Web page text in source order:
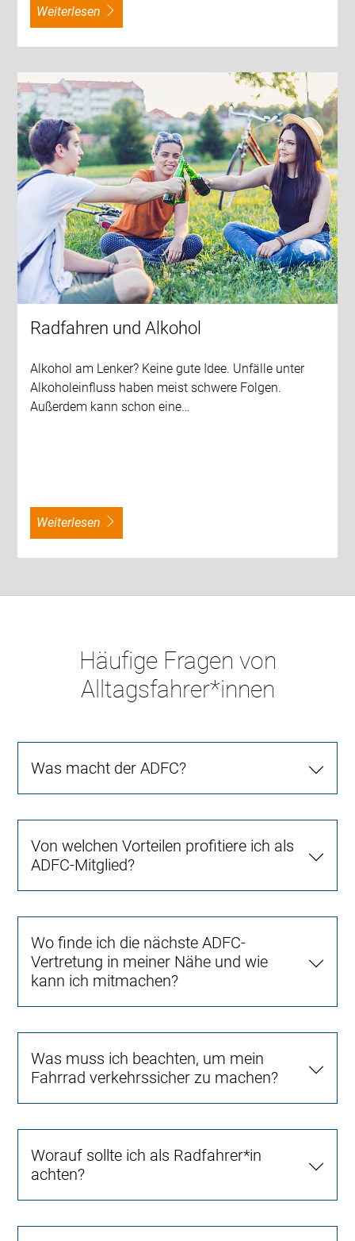
weiterlesen
Radfahren und Alkohol
Alkohol am Lenker? Keine gute Idee. Unfälle unter
Alkoholeinfluss haben meist schwere Folgen.
Außerdem kann schon eine…
weiterlesen
Häufige Fragen von
Alltagsfahrer*innen
Was macht der ADFC?
Von welchen Vorteilen profitiere ich als
ADFC-Mitglied?
Wo finde ich die nächste ADFC-
Vertretung in meiner Nähe und wie
kann ich mitmachen?
Was muss ich beachten, um mein
Fahrrad verkehrssicher zu machen?
Worauf sollte ich als Radfahrer*in
achten?